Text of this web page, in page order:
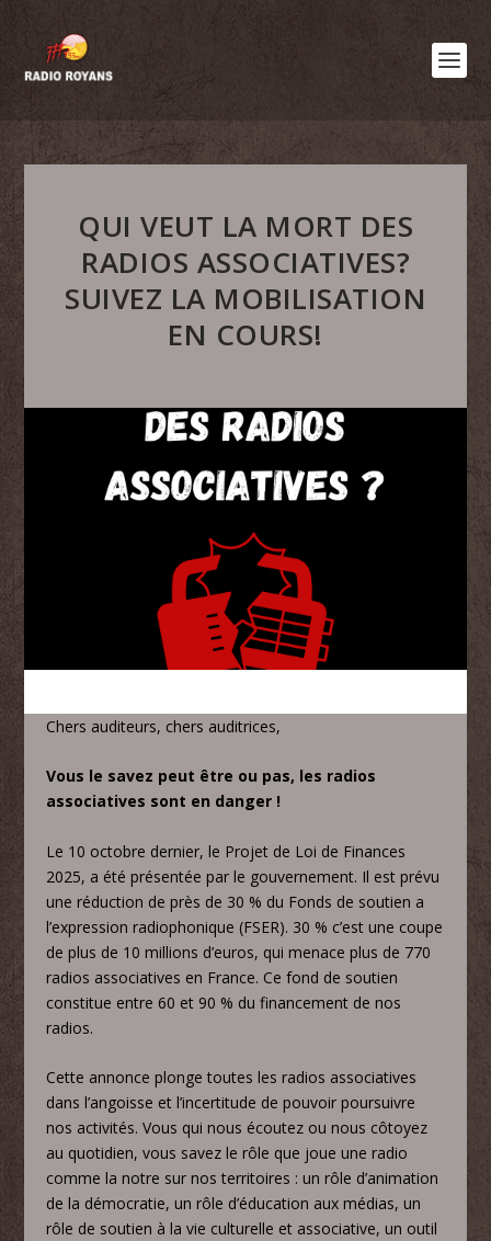
QUI VEUT LA MORT DES
RADIOS ASSOCIATIVES?
SUIVEZ LA MOBILISATION
EN COURS!
Chers auditeurs, chers auditrices,
Vous le savez peut être ou pas, les radios
associatives sont en danger !
Le 10 octobre dernier, le Projet de Loi de Finances
2025, a été présentée par le gouvernement. Il est prévu
une réduction de près de 30 % du Fonds de soutien a
l’expression radiophonique (FSER). 30 % c’est une coupe
de plus de 10 millions d’euros, qui menace plus de 770
radios associatives en France. Ce fond de soutien
constitue entre 60 et 90 % du financement de nos
radios.
Cette annonce plonge toutes les radios associatives
dans l’angoisse et l’incertitude de pouvoir poursuivre
nos activités. Vous qui nous écoutez ou nous côtoyez
au quotidien, vous savez le rôle que joue une radio
comme la notre sur nos territoires : un rôle d’animation
de la démocratie, un rôle d’éducation aux médias, un
rôle de soutien à la vie culturelle et associative, un outil